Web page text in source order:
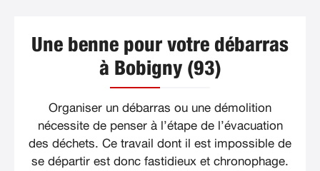
Une benne pour votre débarras
à Bobigny (93)
Organiser un débarras ou une démolition
nécessite de penser à l’étape de l’évacuation
des déchets. Ce travail dont il est impossible de
se départir est donc fastidieux et chronophage.